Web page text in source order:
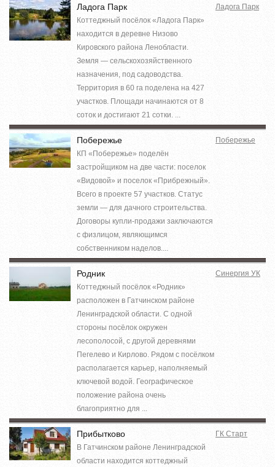
Ладога Парк
Коттеджный посёлок «Ладога Парк»
находится в деревне Низово
Кировского района Ленобласти.
Земля — сельскохозяйственного
назначения, под садоводства.
Территория в 60 га поделена на 427
участков. Площади начинаются от 8
соток и достигают 21 сотки. ...
Ладога Парк
Побережье
КП «Побережье» поделён
застройщиком на две части: поселок
«Видовой» и поселок «Прибрежный».
Всего в проекте 57 участков. Статус
земли — для дачного строительства.
Договоры купли-продажи заключаются
с физлицом, являющимся
собственником наделов....
Побережье
Родник
Коттеджный посёлок «Родник»
расположен в Гатчинском районе
Ленинградской области. С одной
стороны посёлок окружен
лесополосой, с другой деревнями
Пегелево и Кирлово. Рядом с посёлком
располагается карьер, наполняемый
ключевой водой. Географическое
положение района очень
благоприятно для ...
Синергия УК
Прибытково
В Гатчинском районе Ленинградской
области находится коттеджный
ГК Старт